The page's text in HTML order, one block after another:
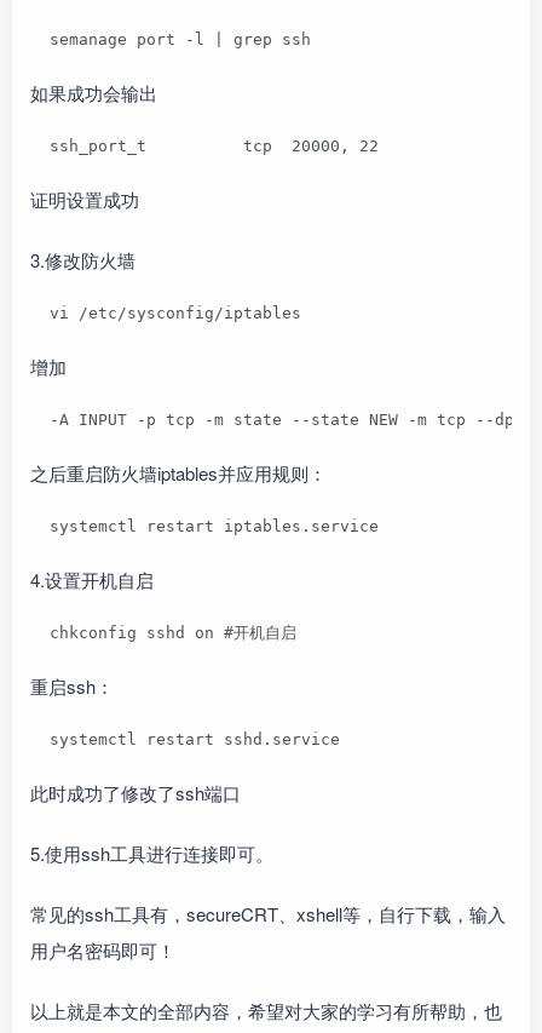
  semanage port -l | grep ssh
如果成功会输出
  ssh_port_t          tcp  20000, 22
证明设置成功
3.修改防火墙
  vi /etc/sysconfig/iptables
增加
-A INPUT -p tcp -m state --state NEW -m tcp --
之后重启防火墙iptables并应用规则：
  systemctl restart iptables.service
4.设置开机自启
  chkconfig sshd on #开机自启
重启ssh：
  systemctl restart sshd.service
此时成功了修改了ssh端口
5.使用ssh工具进行连接即可。
常见的ssh工具有，secureCRT、xshell等，自行下载，输入
用户名密码即可！
以上就是本文的全部内容，希望对大家的学习有所帮助，也